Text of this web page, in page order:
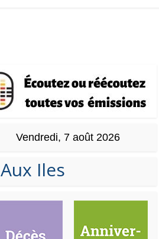
Vendredi, 7 août 2026
Aux Iles